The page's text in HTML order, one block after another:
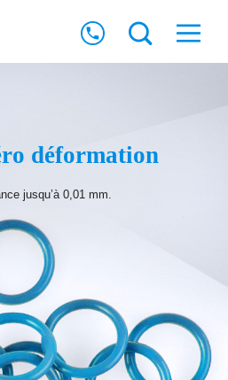
déformation
jusqu’à 0,01 mm.